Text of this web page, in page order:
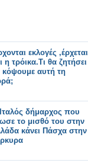
εκλογές ,έρχεται
η τρόικα.Τι θα ζητήσει
κόψουμε αυτή τη
δήμαρχος που
το μισθό του στην
κάνει Πάσχα στην